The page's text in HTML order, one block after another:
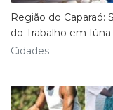
Região do Caparaó:
do Trabalho em Iúna
Cidades